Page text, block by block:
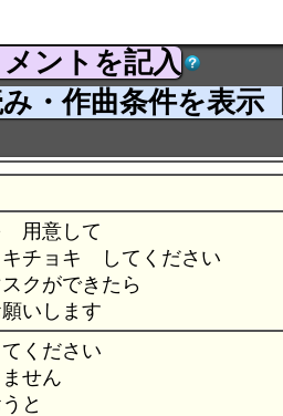
ントを記入
・作曲条件を表示
用意して
キチョキ してください
クができたら
いします
ください
せん
と